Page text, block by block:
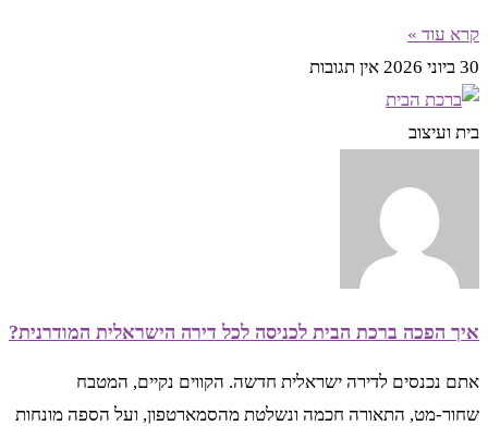
קרא עוד »
30 ביוני 2026
אין תגובות
בית ועיצוב
איך הפכה ברכת הבית לכניסה לכל דירה הישראלית המודרנית?
אתם נכנסים לדירה ישראלית חדשה. הקווים נקיים, המטבח
שחור-מט, התאורה חכמה ונשלטת מהסמארטפון, ועל הספה מונחות